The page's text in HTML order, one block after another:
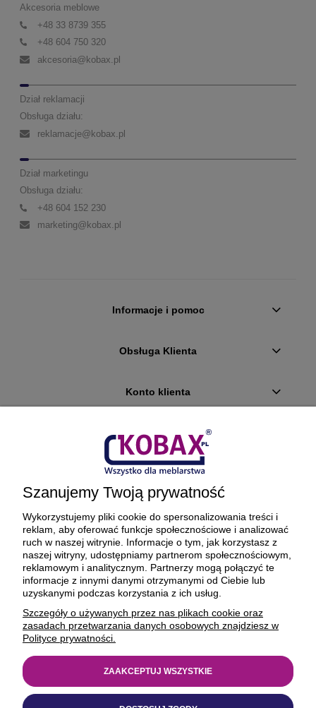
Akcesoria meblowe
+48 33 8739 355
+48 604 750 320
akcesoria@kobax.pl
Dział reklamacji
Obsługa działu:
reklamacje@kobax.pl
Dział marketingu
Obsługa działu:
+48 604 152 230
marketing@kobax.pl
Informacje i pomoc
Obsługa Klienta
Konto klienta
Płatności i dostawa
Ciekawostki
O firmie
BEZPIECZNE PŁATNOŚCI ORAZ DOSTAWA
Szanujemy Twoją prywatność
Wykorzystujemy pliki cookie do spersonalizowania treści i
reklam, aby oferować funkcje społecznościowe i analizować
ruch w naszej witrynie. Informacje o tym, jak korzystasz z
naszej witryny, udostępniamy partnerom społecznościowym,
reklamowym i analitycznym. Partnerzy mogą połączyć te
informacje z innymi danymi otrzymanymi od Ciebie lub
uzyskanymi podczas korzystania z ich usług.
Szczegóły o używanych przez nas plikach cookie oraz
zasadach przetwarzania danych osobowych znajdziesz w
Polityce prywatności.
ZAAKCEPTUJ WSZYSTKIE